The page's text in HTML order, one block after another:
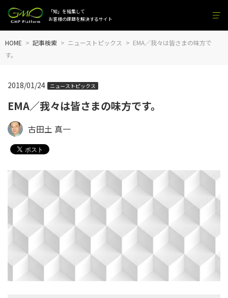
「知」を結集して
お客様の課題を解決するサイト
HOME 記事検索 ニューストピックス
EMA／我々は皆さまの味方で
す。
EMA／我々は皆さまの味方です。
2018/01/24 ニューストピックス
古田土 真一